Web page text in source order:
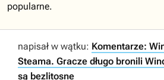
popularne.
napisał w wątku: Komentarze:
Steama. Gracze długo bronili
są bezlitosne